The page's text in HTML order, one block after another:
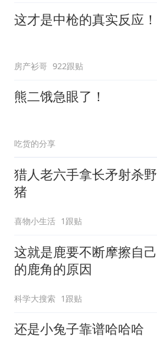
这才是中枪的真实反应！
房产衫哥 922跟贴
熊二饿急眼了！
吃货的分享
猎人老六手拿长矛射杀野
猪
喜物小生活 1跟贴
这就是鹿要不断摩擦自己
的鹿角的原因
科学大搜索 1跟贴
还是小兔子靠谱哈哈哈